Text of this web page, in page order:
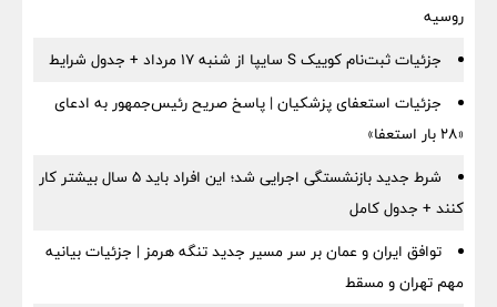
روسیه
جزئیات ثبت‌نام کوییک S سایپا از شنبه ۱۷ مرداد + جدول شرایط
جزئیات استعفای پزشکیان | پاسخ صریح رئیس‌جمهور به ادعای
«۲۸ بار استعفا»
شرط جدید بازنشستگی اجرایی شد؛ این افراد باید ۵ سال بیشتر کار
کنند + جدول کامل
توافق ایران و عمان بر سر مسیر جدید تنگه هرمز | جزئیات بیانیه
مهم تهران و مسقط